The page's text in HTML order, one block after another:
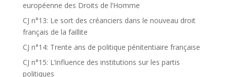
européenne des Droits de l’Homme
CJ n°13: Le sort des créanciers dans le nouveau droit
français de la faillite
CJ n°14: Trente ans de politique pénitentiaire française
CJ n°15: L’influence des institutions sur les partis
politiques